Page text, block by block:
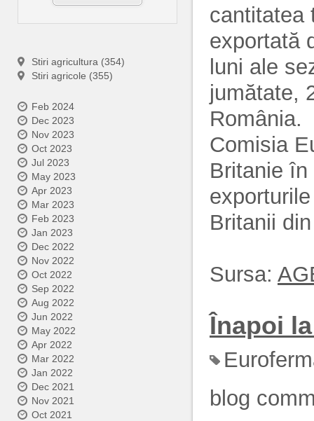
Stiri agricultura (354)
Stiri agricole (355)
Feb 2024
Dec 2023
Nov 2023
Oct 2023
Jul 2023
May 2023
Apr 2023
Mar 2023
Feb 2023
Jan 2023
Dec 2022
Nov 2022
Oct 2022
Sep 2022
Aug 2022
Jun 2022
May 2022
Apr 2022
Mar 2022
Jan 2022
Dec 2021
Nov 2021
Oct 2021
cantitatea
exportată
luni ale
jumătate,
România.
Comisia
Britanie
Britanii
Sursa:
Înapoi
blog